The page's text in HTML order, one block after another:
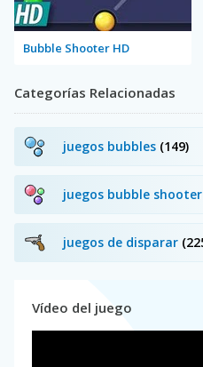
Bubble Shooter HD
Categorías Relacionadas
juegos bubbles (149)
juegos bubble shooter
juegos de disparar
Vídeo del juego